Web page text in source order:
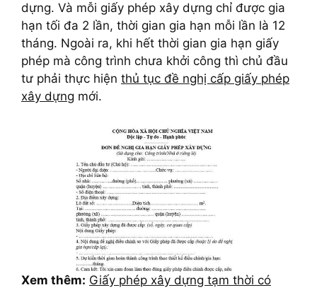
dựng. Và mỗi giấy phép xây dựng chỉ được gia
hạn tối đa 2 lần, thời gian gia hạn mỗi lần là 12
tháng. Ngoài ra, khi hết thời gian gia hạn giấy
phép mà công trình chưa khởi công thì chủ đầu
tư phải thực hiện thủ tục đề nghị cấp giấy phép
xây dựng mới.
Xem thêm: Giấy phép xây dựng tạm thời có